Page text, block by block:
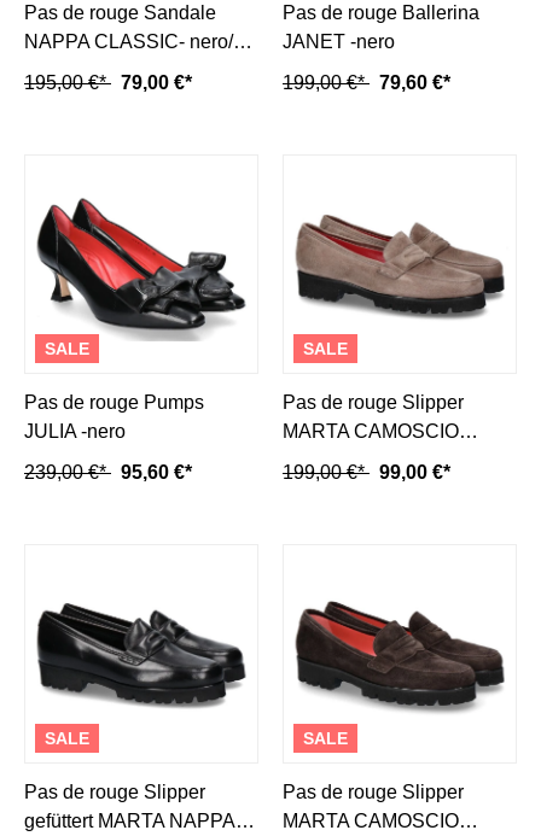
Pas de rouge Sandale
NAPPA CLASSIC- nero/
schwarz
195,00 €* 79,00 €*
Pas de rouge Ballerina
JANET -nero
199,00 €* 79,60 €*
SALE
Pas de rouge Pumps
JULIA -nero
239,00 €* 95,60 €*
SALE
Pas de rouge Slipper
MARTA CAMOSCIO
CORDA (41½)
199,00 €* 99,00 €*
SALE
Pas de rouge Slipper
gefüttert MARTA NAPPA
SALE
Pas de rouge Slipper
MARTA CAMOSCIO